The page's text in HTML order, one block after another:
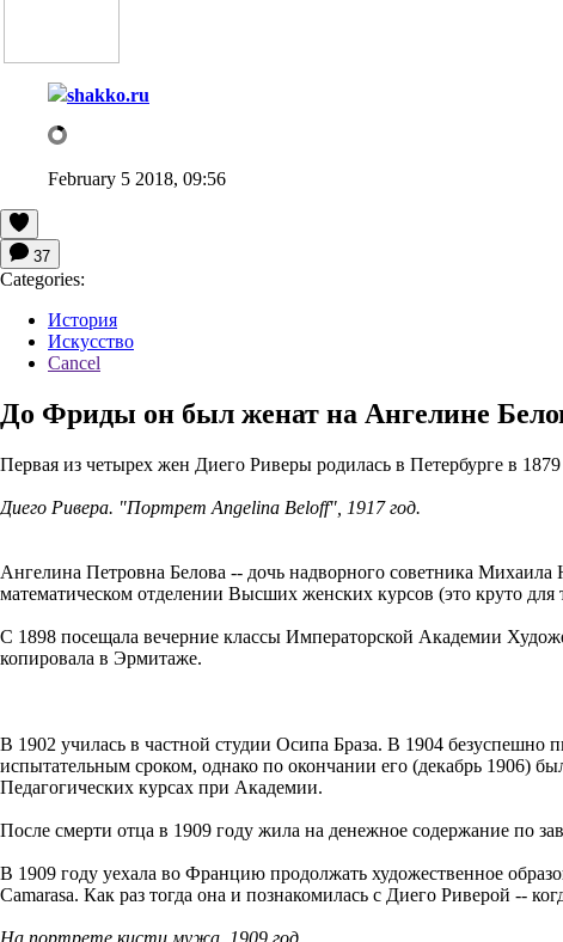
shakko.ru
February 5 2018, 09:56
37
Categories:
История
Искусство
Cancel
До Фриды он был женат на Ангелине
Первая из четырех жен Диего Риверы родилась в Петербурге в 1879
Диего Ривера. "Портрет Angelina Beloff", 1917 год.
Ангелина Петровна Белова -- дочь надворного советника
математическом отделении Высших женских курсов (это круто для
С 1898 посещала вечерние классы Императорской Академии
копировала в Эрмитаже.
В 1902 училась в частной студии Осипа Браза. В 1904
испытательным сроком, однако по окончании его (декабрь 1906)
Педагогических курсах при Академии.
После смерти отца в 1909 году жила на денежное содержание по
В 1909 году уехала во Францию продолжать художественное
Camarasa. Как раз тогда она и познакомилась с Диего Риверой --
На портрете кисти мужа, 1909 год